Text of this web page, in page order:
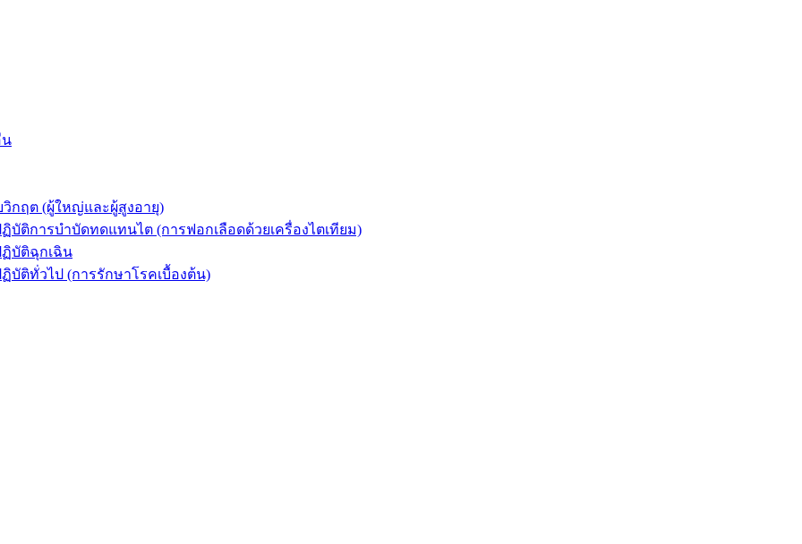
น
กฤต (ผู้ใหญ่และผู้สูงอายุ)
ติการบำบัดทดแทนไต (การฟอกเลือดด้วยเครื่องไตเทียม)
ฏิบัติฉุกเฉิน
บัติทั่วไป (การรักษาโรคเบื้องต้น)